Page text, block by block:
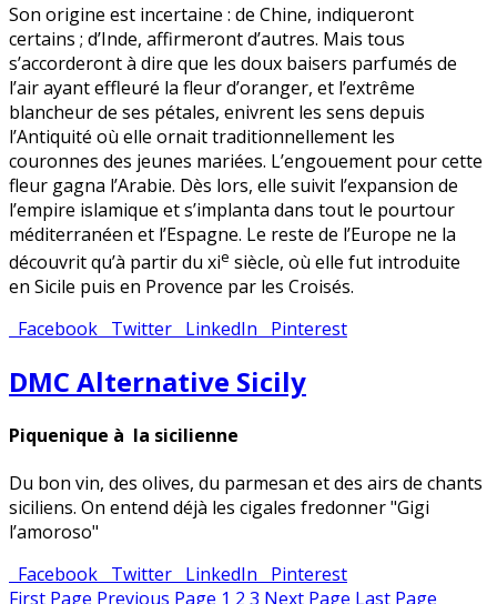
Son origine est incertaine : de Chine, indiqueront
certains ; d’Inde, affirmeront d’autres. Mais tous
s’accorderont à dire que les doux baisers parfumés de
l’air ayant effleuré la fleur d’oranger, et l’extrême
blancheur de ses pétales, enivrent les sens depuis
l’Antiquité où elle ornait traditionnellement les
couronnes des jeunes mariées. L’engouement pour cette
fleur gagna l’Arabie. Dès lors, elle suivit l’expansion de
l’empire islamique et s’implanta dans tout le pourtour
méditerranéen et l’Espagne. Le reste de l’Europe ne la
découvrit qu’à partir du xie siècle, où elle fut introduite
en Sicile puis en Provence par les Croisés.
Facebook Twitter LinkedIn Pinterest
DMC Alternative Sicily
Piquenique à la sicilienne
Du bon vin, des olives, du parmesan et des airs de chants
siciliens. On entend déjà les cigales fredonner "Gigi
l’amoroso"
Facebook Twitter LinkedIn
Pinterest
First Page Previous Page 1 2 3 Next Page Last Page